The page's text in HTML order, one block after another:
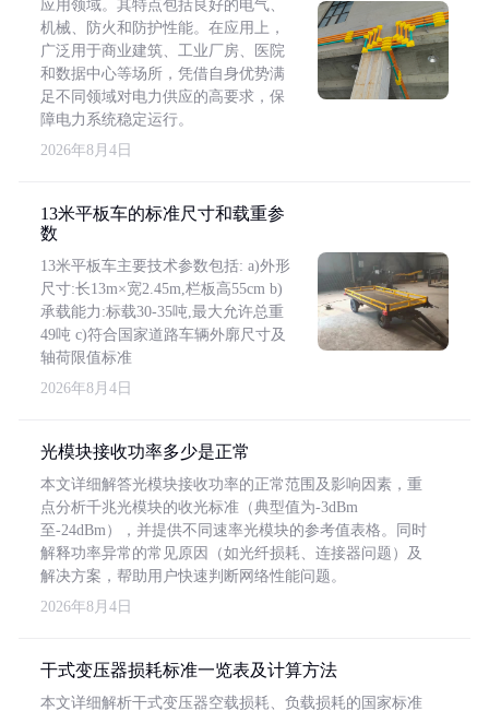
应用领域。其特点包括良好的电气、
机械、防火和防护性能。在应用上，
广泛用于商业建筑、工业厂房、医院
和数据中心等场所，凭借自身优势满
足不同领域对电力供应的高要求，保
障电力系统稳定运行。
2026年8月4日
13米平板车的标准尺寸和载重参
数
13米平板车主要技术参数包括: a)外形
尺寸:长13m×宽2.45m,栏板高55cm b)
承载能力:标载30-35吨,最大允许总重
49吨 c)符合国家道路车辆外廓尺寸及
轴荷限值标准
2026年8月4日
光模块接收功率多少是正常
本文详细解答光模块接收功率的正常范围及影响因素，重
点分析千兆光模块的收光标准（典型值为-3dBm
至-24dBm），并提供不同速率光模块的参考值表格。同时
解释功率异常的常见原因（如光纤损耗、连接器问题）及
解决方案，帮助用户快速判断网络性能问题。
2026年8月4日
干式变压器损耗标准一览表及计算方法
本文详细解析干式变压器空载损耗、负载损耗的国家标准